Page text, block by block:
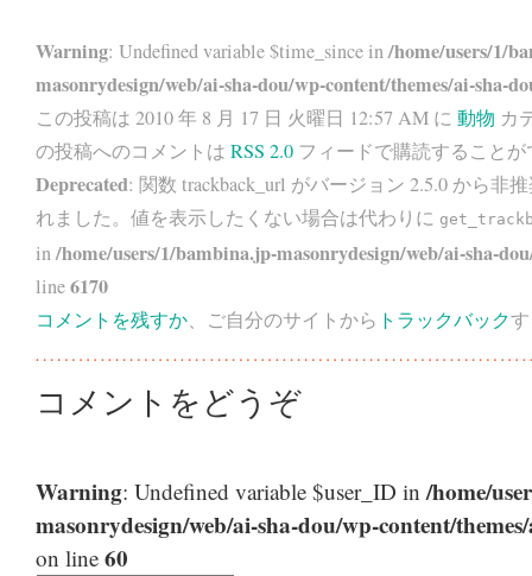
Warning: Undefined variable $time_since in/home/users/1/
masonrydesign/web/ai-sha-dou/wp-content/themes/ai-sha-
この投稿は 2010 年 8 月 17 日 火曜日 12:57 AM に 動物 カ
の投稿へのコメントは RSS 2.0 フィードで購読すること
Deprecated: 関数 trackback_url がバージョン 2.5.0 から非
れました。値を表示したくない場合は代わりに
in/home/users/1/bambina.jp-masonrydesign/web/ai-sha-
line6170
コメントを残すか、ご自分のサイトから トラックバック
コメントをどうぞ
Warning: Undefined variable $user_ID in/home/
masonrydesign/web/ai-sha-dou/wp-content/
on line 60